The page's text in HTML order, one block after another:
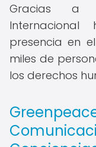
Gracias a
presencia en
miles de
los derechos